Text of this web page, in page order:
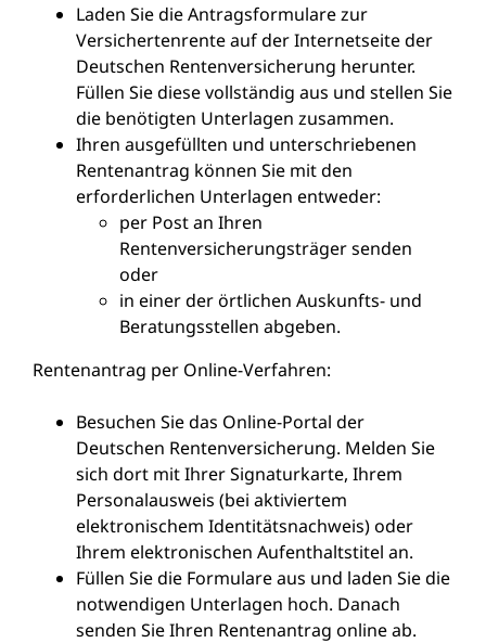
Laden Sie die Antragsformulare zur
Versichertenrente auf der Internetseite der
Deutschen Rentenversicherung herunter.
Füllen Sie diese vollständig aus und stellen Sie
die benötigten Unterlagen zusammen.
Ihren ausgefüllten und unterschriebenen
Rentenantrag können Sie mit den
erforderlichen Unterlagen entweder:
per Post an Ihren
Rentenversicherungsträger senden
oder
in einer der örtlichen Auskunfts- und
Beratungsstellen abgeben.
Rentenantrag per Online-Verfahren:
Besuchen Sie das Online-Portal der
Deutschen Rentenversicherung. Melden Sie
sich dort mit Ihrer Signaturkarte, Ihrem
Personalausweis (bei aktiviertem
elektronischem Identitätsnachweis) oder
Ihrem elektronischen Aufenthaltstitel an.
Füllen Sie die Formulare aus und laden Sie die
notwendigen Unterlagen hoch. Danach
senden Sie Ihren Rentenantrag online ab.